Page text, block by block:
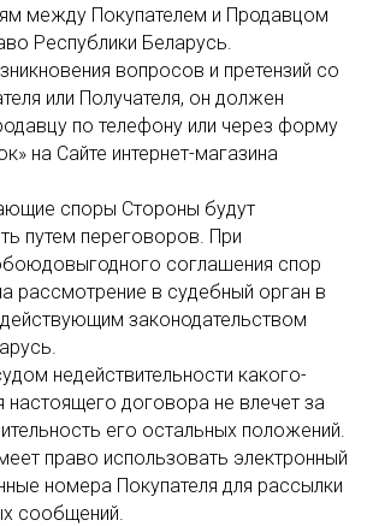
между Покупателем и Продавцом
Республики Беларусь.
вопросов и претензий со
или Получателя, он должен
по телефону или через форму
на Сайте интернет-магазина
споры Стороны будут
путем переговоров. При
соглашения спор
рассмотрение в судебный орган в
законодательством
недействительности какого-
договора не влечет за
его остальных положений.
право использовать электронный
номера Покупателя для рассылки
сообщений.